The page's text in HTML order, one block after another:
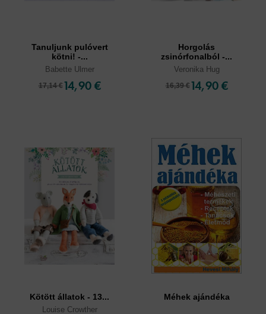
Tanuljunk pulóvert
kötni! -...
Babette Ulmer
17,14 € 14,90 €
Horgolás
zsinórfonalból -...
Veronika Hug
16,39 € 14,90 €
Kötött állatok - 13...
Louise Crowther
Méhek ajándéka